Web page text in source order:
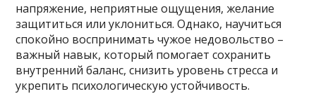
напряжение, неприятные ощущения, желание
защититься или уклониться. Однако, научиться
спокойно воспринимать чужое недовольство –
важный навык, который помогает сохранить
внутренний баланс, снизить уровень стресса и
укрепить психологическую устойчивость.